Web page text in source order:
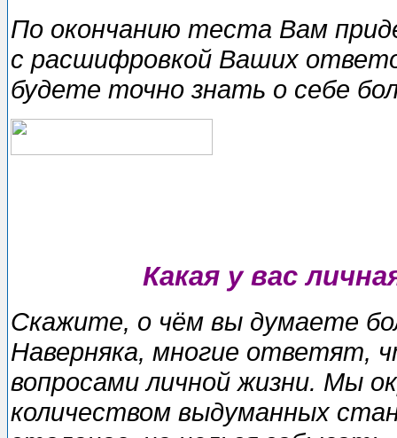
По окончанию тecтa Вам
с расшифровкой Ваших
будете точно знать о себе
Какая у вас
Скажите, о чём вы думаете
Наверняка, многие ответят,
вопросами личной жизни. Мы
количеством выдуманных